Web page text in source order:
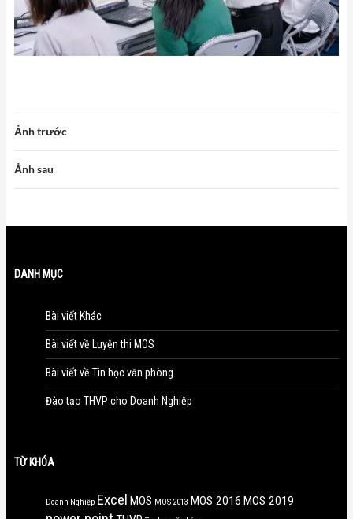
Ảnh trước
Ảnh sau
DANH MỤC
Bài viết Khác
Bài viết về Luyện thi MOS
Bài viết về Tin học văn phòng
Đào tạo THVP cho Doanh Nghiệp
TỪ KHÓA
Doanh Nghiệp Excel MOS MOS 2013 MOS 2016 MOS 2019